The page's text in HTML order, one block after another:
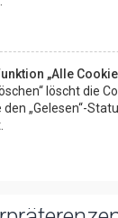
„Alle
löscht die
den „Gelesen“-